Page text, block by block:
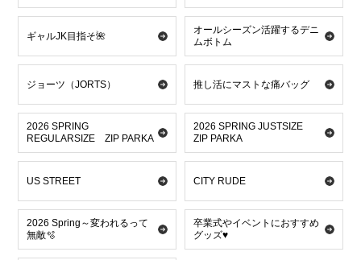
ギャルJK目指そ🌺
オールシーズン活躍するデニ
ムボトム
ジョーツ（JORTS） 推し活にマストな痛バッグ
2026 SPRING
REGULARSIZE ZIP PARKA
2026 SPRING JUSTSIZE
ZIP PARKA
US STREET CITY RUDE
2026 Spring～変われるって
無敵🫧
卒業式やイベントにおすすめ
グッズ♥